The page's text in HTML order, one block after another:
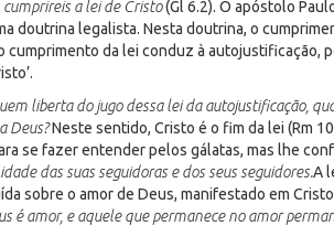
cumprireis a lei de Cristo(Gl 6.2). O apóstolo
doutrina legalista. Nesta doutrina, o
cumprimento da lei conduz à autojustificação,
liberta do jugo dessa lei da autojustificação,
Deus?Neste sentido, Cristo é o fim da lei (Rm
se fazer entender pelos gálatas, mas lhe
das suas seguidoras e dos seus seguidores.A
sobre o amor de Deus, manifestado em
é amor, e aquele que permanece no amor